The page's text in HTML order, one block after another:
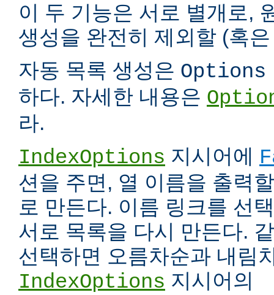
이 두 기능은 서로 별개로,
생성을 완전히 제외할 (혹
자동 목록 생성은 Options
하다. 자세한 내용은
라.
IndexOptions 지시어에
션을 주면, 열 이름을 출력
로 만든다. 이름 링크를 선
서로 목록을 다시 만든다.
선택하면 오름차순과 내림
IndexOptions 지시어의